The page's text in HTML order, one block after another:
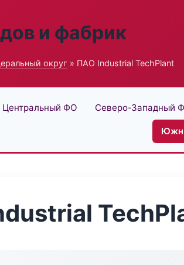
и фабрик
округ » ПАО Industrial TechPlant
Центральный ФО Северо-Западный